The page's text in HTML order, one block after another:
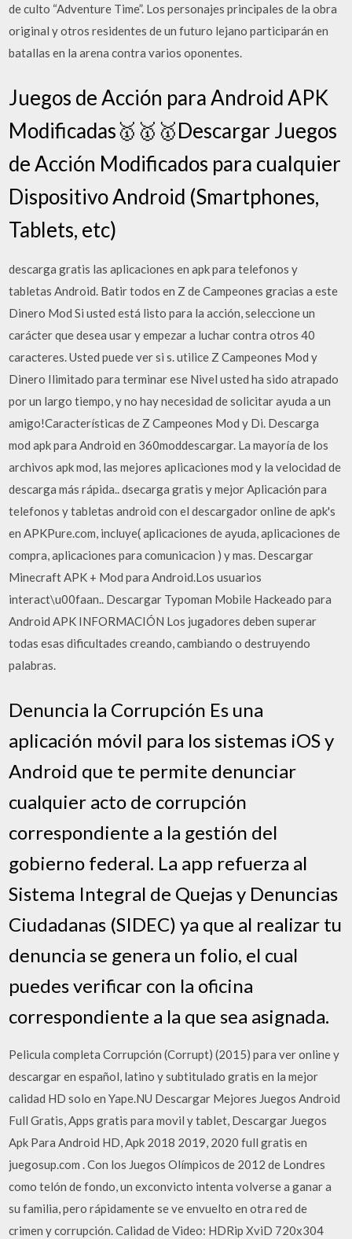
de culto “Adventure Time”. Los personajes principales de la obra
original y otros residentes de un futuro lejano participarán en
batallas en la arena contra varios oponentes.
Juegos de Acción para Android APK
Modificadas🥇🥇🥇Descargar Juegos
de Acción Modificados para cualquier
Dispositivo Android (Smartphones,
Tablets, etc)
descarga gratis las aplicaciones en apk para telefonos y
tabletas Android. Batir todos en Z de Campeones gracias a este
Dinero Mod Si usted está listo para la acción, seleccione un
carácter que desea usar y empezar a luchar contra otros 40
caracteres. Usted puede ver si s. utilice Z Campeones Mod y
Dinero Ilimitado para terminar ese Nivel usted ha sido atrapado
por un largo tiempo, y no hay necesidad de solicitar ayuda a un
amigo!Características de Z Campeones Mod y Di. Descarga
mod apk para Android en 360moddescargar. La mayoría de los
archivos apk mod, las mejores aplicaciones mod y la velocidad de
descarga más rápida.. dsecarga gratis y mejor Aplicación para
telefonos y tabletas android con el descargador online de apk's
en APKPure.com, incluye( aplicaciones de ayuda, aplicaciones de
compra, aplicaciones para comunicacion ) y mas. Descargar
Minecraft APK + Mod para Android.Los usuarios
interact\u00faan.. Descargar Typoman Mobile Hackeado para
Android APK INFORMACIÓN Los jugadores deben superar
todas esas dificultades creando, cambiando o destruyendo
palabras.
Denuncia la Corrupción Es una
aplicación móvil para los sistemas iOS y
Android que te permite denunciar
cualquier acto de corrupción
correspondiente a la gestión del
gobierno federal. La app refuerza al
Sistema Integral de Quejas y Denuncias
Ciudadanas (SIDEC) ya que al realizar tu
denuncia se genera un folio, el cual
puedes verificar con la oficina
correspondiente a la que sea asignada.
Pelicula completa Corrupción (Corrupt) (2015) para ver online y
descargar en español, latino y subtitulado gratis en la mejor
calidad HD solo en Yape.NU Descargar Mejores Juegos Android
Full Gratis, Apps gratis para movil y tablet, Descargar Juegos
Apk Para Android HD, Apk 2018 2019, 2020 full gratis en
juegosup.com . Con los Juegos Olímpicos de 2012 de Londres
como telón de fondo, un exconvicto intenta volverse a ganar a
su familia, pero rápidamente se ve envuelto en otra red de
crimen y corrupción. Calidad de Video: HDRip XviD 720x304